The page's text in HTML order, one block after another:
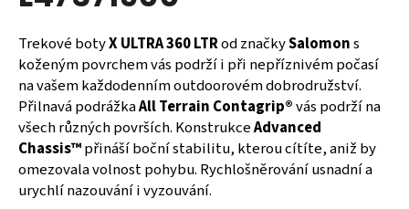
Trekové botyX ULTRA 360 LTRod značkySalomons
koženým povrchem vás podrží i při nepříznivém počasí
na vašem každodenním outdoorovém dobrodružství.
Přilnavá podrážkaAll Terrain Contagrip®vás podrží na
všech různých površích. KonstrukceAdvanced
Chassis™přináší boční stabilitu, kterou cítíte, aniž by
omezovala volnost pohybu. Rychlošněrování usnadní a
urychlí nazouvání i vyzouvání.
D
o
p
o
r
u
č
u